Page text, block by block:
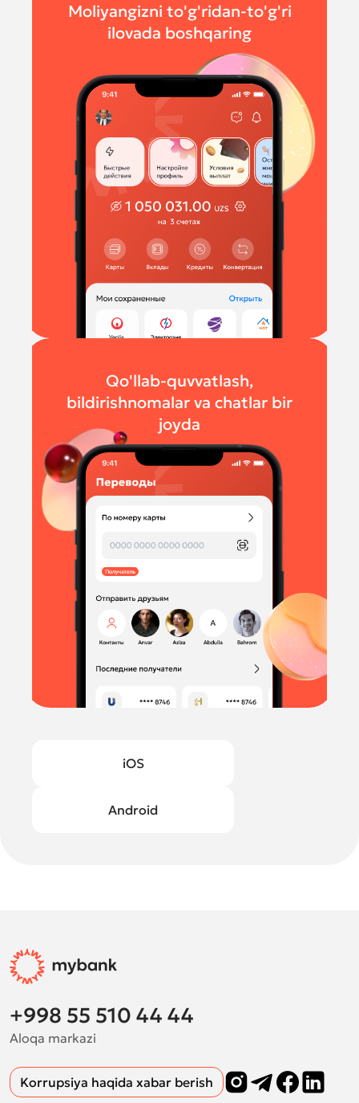
Moliyangizni to'g'ridan-to'g'ri
ilovada boshqaring
Qo'llab-quvvatlash,
bildirishnomalar va chatlar bir
joyda
iOS
Android
+998 55 510 44 44
Aloqa markazi
Korrupsiya haqida xabar berish